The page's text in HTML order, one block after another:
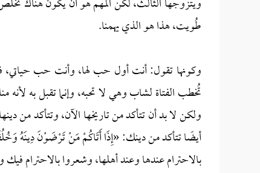
طُويت، هذا هو الذي يهمنا.
وكونها تقول: أنت أول حب لها، وأنت حب حياتي،
تُخطب الفتاة لشاب وهي لا تحبه، وإنما تقبل به
ولكن لا بد أن تتأكد من تاريخها الآن، وتتأكد من
أيضًا تتأكد من دينك: «إِذَا أَتَاكُمْ مَنْ تَرْضَوْنَ دِينَهُ
بالاحترام عندها وعند أهلها، وشعروا بالاحترام